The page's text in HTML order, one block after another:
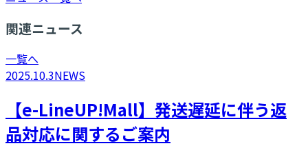
関連ニュース
一覧へ
2025.10.3NEWS
【e-LineUP!Mall】発送遅延に伴う返
品対応に関するご案内